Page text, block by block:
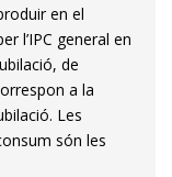
en el
l’IPC general en
de
a la
Les
són les